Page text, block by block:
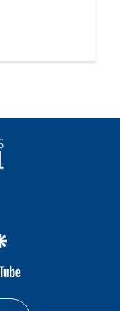
google
youtube-